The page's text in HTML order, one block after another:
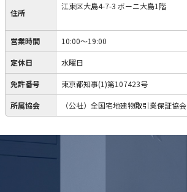
住所
江東区大島4-7-3 ボーニ大島1階
営業時間 10:00～19:00
定休日 水曜日
免許番号 東京都知事(1)第107423号
所属協会 （公社）全国宅地建物取引業保証協会